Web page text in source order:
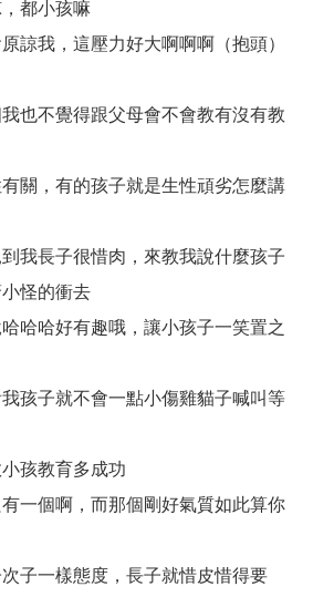
都小孩嘛
諒我，這壓力好大啊啊啊（抱頭）
也不覺得跟父母會不會教有沒有教
關，有的孩子就是生性頑劣怎麼講
我長子很惜肉，來教我說什麼孩子
怪的衝去
哈哈好有趣哦，讓小孩子一笑置之
孩子就不會一點小傷雞貓子喊叫等
孩教育多成功
一個啊，而那個剛好氣質如此算你
子一樣態度，長子就惜皮惜得要